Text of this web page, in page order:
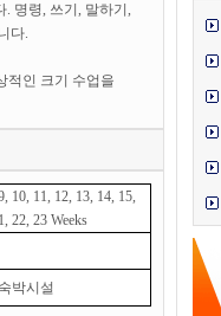
명령, 쓰기, 말하기,
다.
적인 크기 수업을
10, 11, 12, 13, 14, 15,
22, 23 Weeks
박시설